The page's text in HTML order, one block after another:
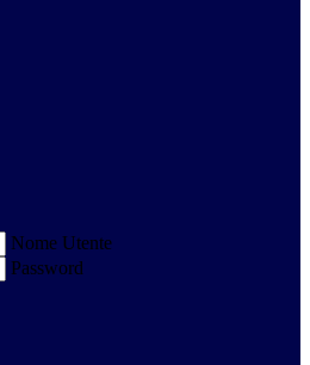
Nome Utente
Password